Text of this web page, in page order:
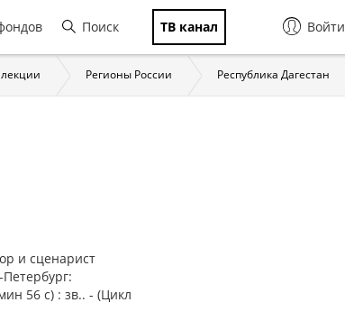
Поиск ТВ канал Войти
Регионы России Республика Дагестан
и сценарист
56 с) : зв.. - (Цикл